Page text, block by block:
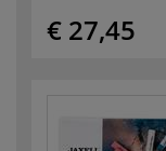
€ 27,45